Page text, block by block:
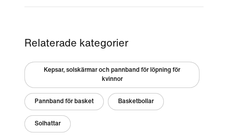
Relaterade kategorier
Kepsar, solskärmar och pannband för löpning för
kvinnor
Pannband för basket Basketbollar
Solhattar